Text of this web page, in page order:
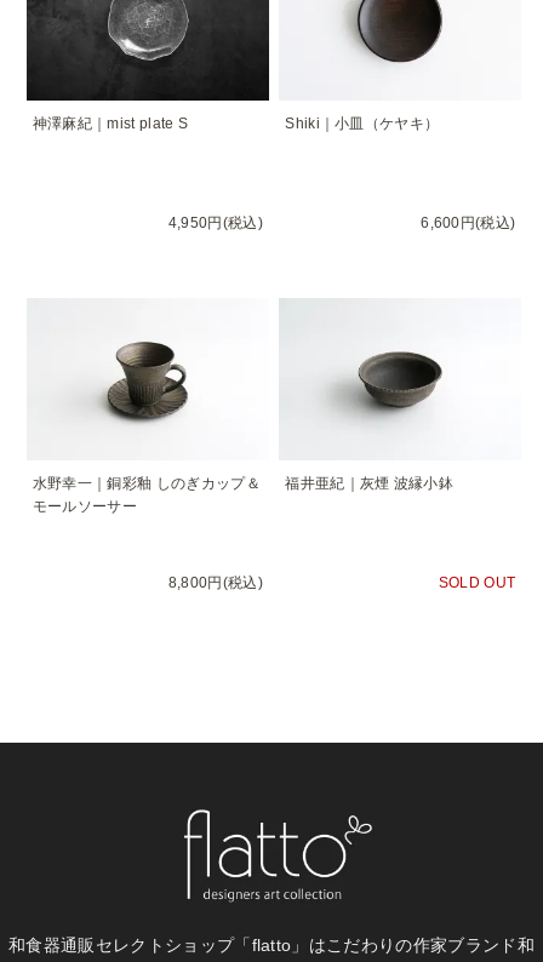
神澤麻紀｜mist plate S
4,950円(税込)
Shiki｜小皿（ケヤキ）
6,600円(税込)
水野幸一｜銅彩釉 しのぎカップ＆
モールソーサー
8,800円(税込)
福井亜紀｜灰煙 波縁小鉢
SOLD OUT
和食器通販セレクトショップ「flatto」はこだわりの作家ブランド和